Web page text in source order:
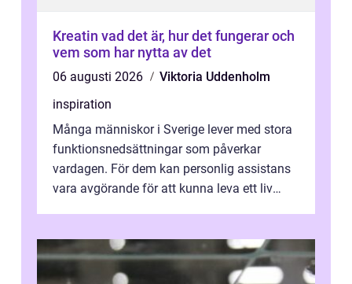
Kreatin vad det är, hur det fungerar och
vem som har nytta av det
06 augusti 2026
Viktoria Uddenholm
inspiration
Många människor i Sverige lever med stora
funktionsnedsättningar som påverkar
vardagen. För dem kan personlig assistans
vara avgörande för att kunna leva ett liv